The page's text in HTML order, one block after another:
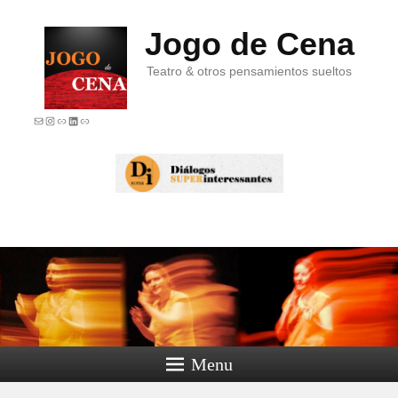
Jogo de Cena
Teatro & otros pensamientos sueltos
E-mailInstagram
LinkLinkedIn
Link
Menu